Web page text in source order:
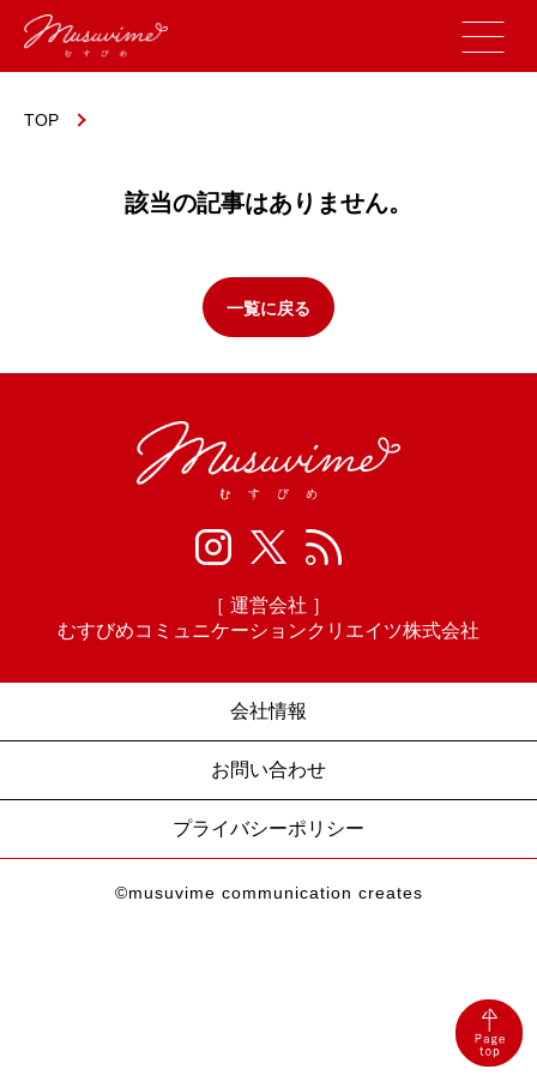
TOP
該当の記事はありません。
一覧に戻る
［ 運営会社 ］
むすびめコミュニケーションクリエイツ株式会社
会社情報
お問い合わせ
プライバシーポリシー
©musuvime communication creates